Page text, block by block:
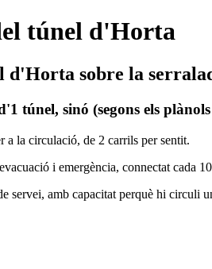
túnel d'Horta
sobre la
túnel, sinó (segons els
a la circulació, de 2 carrils per sentit.
i emergència, connectat cada
servei, amb capacitat perquè hi circuli